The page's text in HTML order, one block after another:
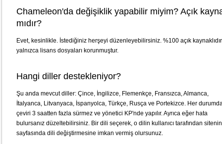
Chameleon'da değişiklik yapabilir miyim? Açık
mıdır?
Evet, kesinlikle. İstediğiniz herşeyi düzenleyebilirsiniz. %100 açık
yalnızca lisans dosyaları korunmuştur.
Hangi diller destekleniyor?
Şu anda mevcut diller: Çince, İngilizce, Flemenkçe, Fransızca, Almanca,
İtalyanca, Litvanyaca, İspanyolca, Türkçe, Rusça ve Portekizce. Her
çeviri 3 saatten fazla sürmez ve yönetici KP'nde yapılır. Ayrıca eğer hata
bulursanız düzeltebilirsiniz. Bir dili seçerek, o dilin kullanıcı tarafından
sayfasında dili değiştirmesine imkan vermiş olursunuz.